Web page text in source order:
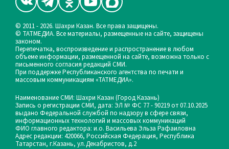
© 2011 - 2026. Шахри Казан. Все права защищены.
© ТАТМЕДИА. Все материалы, размещенные на сайте, защищены
законом.
Перепечатка, воспроизведение и распространение в любом
объеме информации, размещенной на сайте, возможна только с
письменного согласия редакций СМИ.
При поддержке Республиканского агентства по печати и
массовым коммуникациям «ТАТМЕДИА».
Наименование СМИ: Шахри Казан (Город Казань)
Запись о регистрации СМИ, дата: ЭЛ № ФС 77 - 90219 от 07.10.2025
выдано Федеральной службой по надзору в сфере связи,
информационных технологий и массовых коммуникаций
ФИО главного редактора: и.о. Васильева Эльза Рафаиловна
Адрес редакции: 420066, Российская Федерация, Республика
Татарстан, г.Казань, ул.Декабристов, д.2